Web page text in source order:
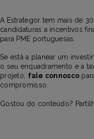
A Estrategor tem mais de
candidaturas a incentivos
para PME portuguesas.
Se está a planear um
o seu enquadramento e a
projeto, fale connosco
compromisso.
Gostou do conteúdo?